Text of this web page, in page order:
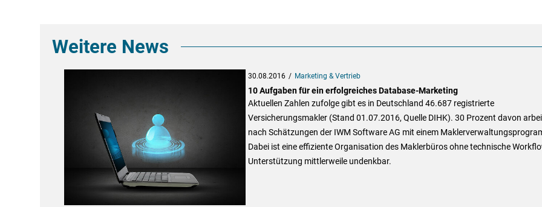
Weitere News
30.08.2016 Marketing & Vertrieb
10 Aufgaben für ein erfolgreiches Database-Marketing
Aktuellen Zahlen zufolge gibt es in Deutschland 46.687 registrierte
Versicherungsmakler (Stand 01.07.2016, Quelle DIHK). 30 Prozent davon
nach Schätzungen der IWM Software AG mit einem
Dabei ist eine effiziente Organisation des Maklerbüros ohne technische
Unterstützung mittlerweile undenkbar.